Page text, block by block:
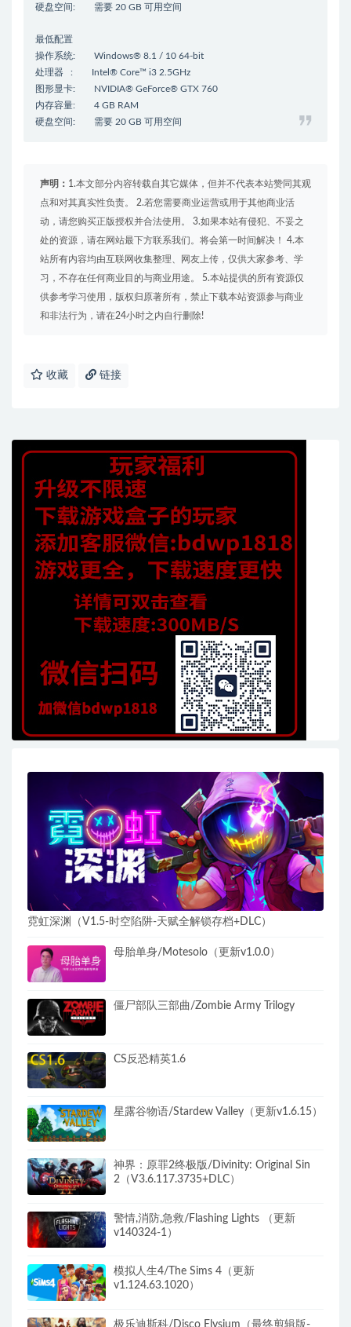
硬盘空间: 需要 20 GB 可用空间
最低配置
操作系统: Windows® 8.1 / 10 64-bit
处理器 : Intel® Core™ i3 2.5GHz
图形显卡: NVIDIA® GeForce® GTX 760
内存容量: 4 GB RAM
硬盘空间: 需要 20 GB 可用空间
声明： 1.本文部分内容转载自其它媒体，但并不代表本站赞同其观
点和对其真实性负责。 2.若您需要商业运营或用于其他商业活
动，请您购买正版授权并合法使用。 3.如果本站有侵犯、不妥之
处的资源，请在网站最下方联系我们。将会第一时间解决！ 4.本
站所有内容均由互联网收集整理、网友上传，仅供大家参考、学
习，不存在任何商业目的与商业用途。 5.本站提供的所有资源仅
供参考学习使用，版权归原著所有，禁止下载本站资源参与商业
和非法行为，请在24小时之内自行删除!
收藏 链接
霓虹深渊（V1.5-时空陷阱-天赋全解锁存档+DLC）
母胎单身/Motesolo（更新v1.0.0）
僵尸部队三部曲/Zombie Army Trilogy
CS反恐精英1.6
星露谷物语/Stardew Valley（更新v1.6.15）
神界：原罪2终极版/Divinity: Original Sin
2（V3.6.117.3735+DLC）
警情,消防,急救/Flashing Lights （更新
v140324-1）
模拟人生4/The Sims 4（更新
v1.124.63.1020）
极乐迪斯科/Disco Elysium（最终剪辑版-